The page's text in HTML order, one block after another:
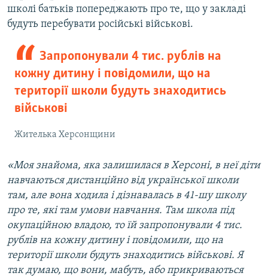
школі батьків попереджають про те, що у закладі
будуть перебувати російські військові.
Запропонували 4 тис. рублів на
кожну дитину і повідомили, що на
території школи будуть знаходитись
військові
Жителька Херсонщини
«Моя знайома, яка залишилася в Херсоні, в неї діти
навчаються дистанційно від української школи
там, але вона ходила і дізнавалась в 41-шу школу
про те, які там умови навчання. Там школа під
окупаційною владою, то їй запропонували 4 тис.
рублів на кожну дитину і повідомили, що на
території школи будуть знаходитись військові. Я
так думаю, що вони, мабуть, або прикриваються